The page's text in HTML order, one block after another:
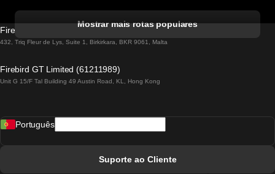
Comboios De Lisboa A Lagos
Comboios De Lisboa A Madrid
Mostrar mais rotas populares
Firebird GT Limited (OC 1451)
432, Triq Fleur de Lys, Suite 1, Birkirkara, BKR 9061, Malta
Firebird GT Limited (61211989)
Unit G 15/F Tal Building 49 Austin Road, KL, Hong Kong
Português
Suporte ao Cliente